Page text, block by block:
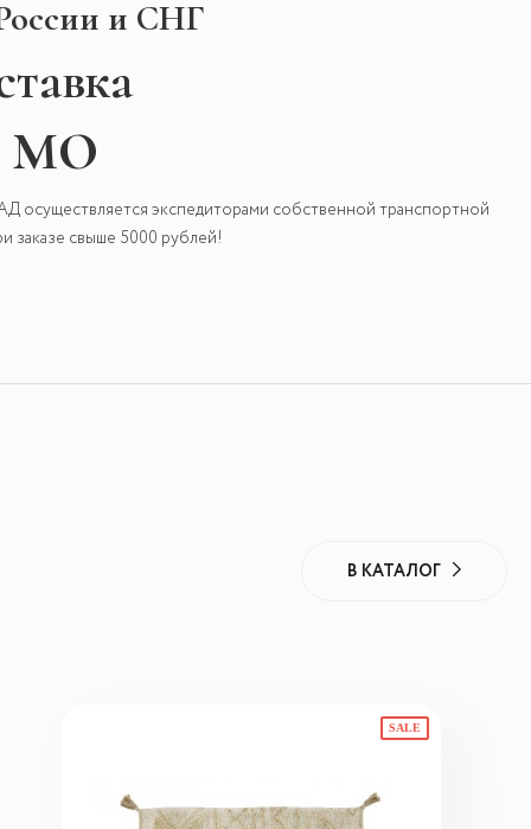
и СНГ
МО
осуществляется экспедиторами собственной транспортной
заказе свыше 5000 рублей!
В КАТАЛОГ
SALE